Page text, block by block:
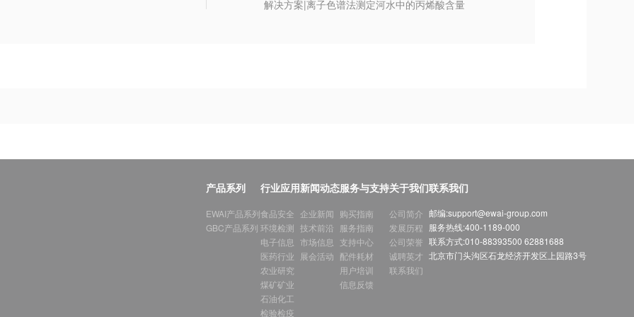
解决方案|离子色谱法测定河水中的丙烯酸含量
产品系列
EWAI产品系列
GBC产品系列
行业应用
食品安全
环境检测
电子信息
医药行业
农业研究
煤矿矿业
石油化工
检验检疫
新闻动态
企业新闻
技术前沿
市场信息
展会活动
服务与支持
购买指南
服务指南
支持中心
配件耗材
用户培训
信息反馈
关于我们
公司简介
发展历程
公司荣誉
诚聘英才
联系我们
联系我们
邮编:support@ewai-group.com
服务热线:400-1189-000
联系方式:010-88393500 62881688
北京市门头沟区石龙经济开发区上园路3号